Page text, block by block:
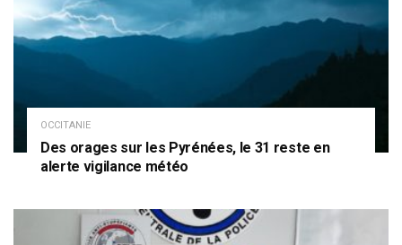
OCCITANIE
Des orages sur les Pyrénées, le 31 reste en
alerte vigilance météo